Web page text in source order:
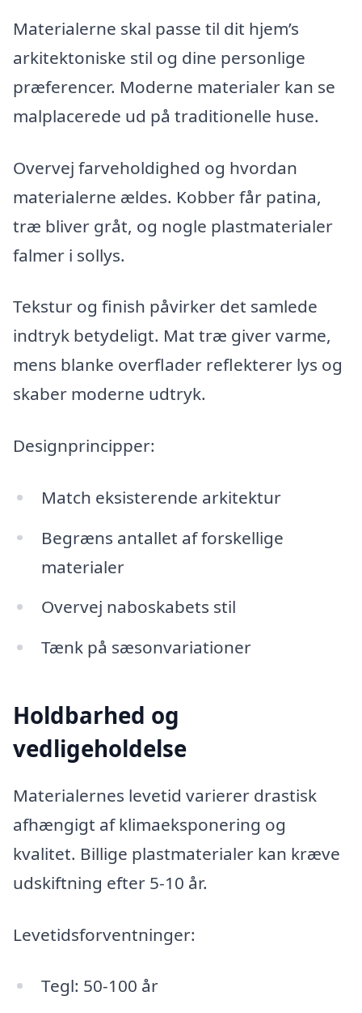
Materialerne skal passe til dit hjem’s
arkitektoniske stil og dine personlige
præferencer. Moderne materialer kan se
malplacerede ud på traditionelle huse.
Overvej farveholdighed og hvordan
materialerne ældes. Kobber får patina,
træ bliver gråt, og nogle plastmaterialer
falmer i sollys.
Tekstur og finish påvirker det samlede
indtryk betydeligt. Mat træ giver varme,
mens blanke overflader reflekterer lys og
skaber moderne udtryk.
Designprincipper:
Match eksisterende arkitektur
Begræns antallet af forskellige
materialer
Overvej naboskabets stil
Tænk på sæsonvariationer
Holdbarhed og
vedligeholdelse
Materialernes levetid varierer drastisk
afhængigt af klimaeksponering og
kvalitet. Billige plastmaterialer kan kræve
udskiftning efter 5-10 år.
Levetidsforventninger:
Tegl: 50-100 år